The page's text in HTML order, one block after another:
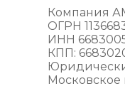
Компания
ОГРН
ИНН
КПП:
Московское